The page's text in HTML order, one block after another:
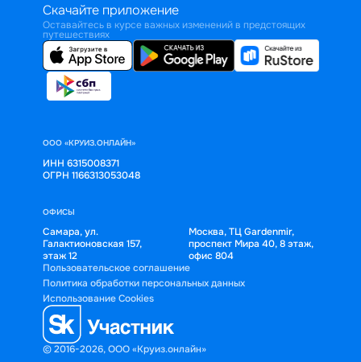
Скачайте приложение
Оставайтесь в курсе важных изменений в предстоящих
путешествиях
ООО «КРУИЗ.ОНЛАЙН»
ИНН 6315008371
ОГРН 1166313053048
ОФИСЫ
Самара, ул.
Галактионовская 157,
этаж 12
Москва, ТЦ Gardenmir,
проспект Мира 40, 8 этаж,
офис 804
© 2016-2026, ООО «Круиз.онлайн»
Пользовательское соглашение
Политика обработки персональных данных
Использование Cookies